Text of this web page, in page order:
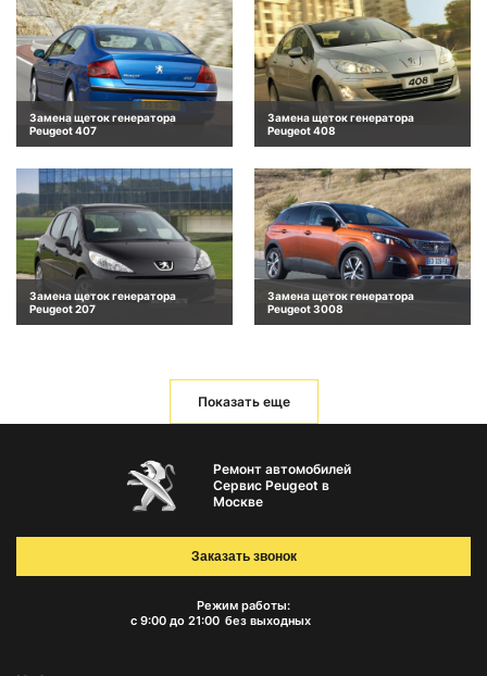
Замена щеток генератора
Peugeot 407
Замена щеток генератора
Peugeot 408
Замена щеток генератора
Peugeot 207
Замена щеток генератора
Peugeot 3008
Показать еще
Ремонт автомобилей
Сервис Peugeot в
Москве
Режим работы:
с 9:00 до 21:00 без выходных
Заказать звонок